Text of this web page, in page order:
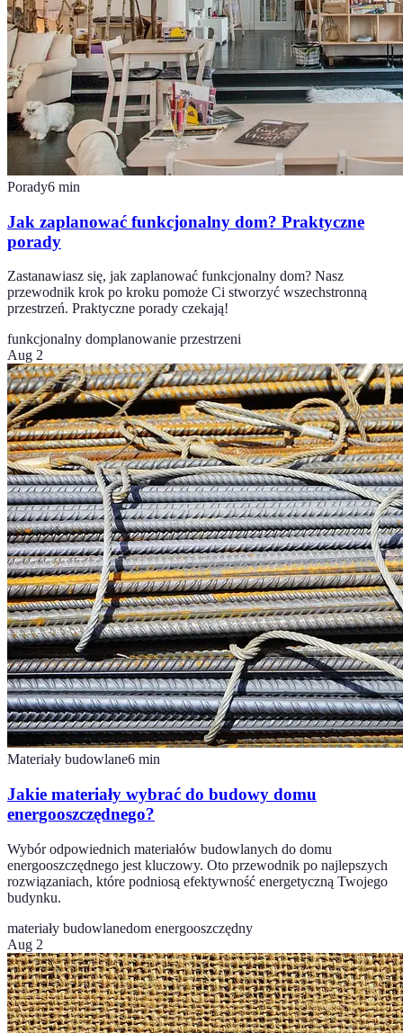
Porady6 min
Jak zaplanować funkcjonalny dom? Praktyczne
porady
Zastanawiasz się, jak zaplanować funkcjonalny dom? Nasz
przewodnik krok po kroku pomoże Ci stworzyć wszechstronną
przestrzeń. Praktyczne porady czekają!
funkcjonalny domplanowanie przestrzeni
Aug 2
Materiały budowlane6 min
Jakie materiały wybrać do budowy domu
energooszczędnego?
Wybór odpowiednich materiałów budowlanych do domu
energooszczędnego jest kluczowy. Oto przewodnik po najlepszych
rozwiązaniach, które podniosą efektywność energetyczną Twojego
budynku.
materiały budowlanedom energooszczędny
Aug 2